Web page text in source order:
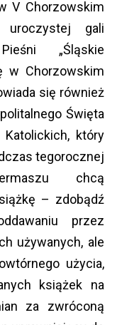
V Chorzowskim
gali
„Śląskie
w Chorzowskim
się również
Święta
który
tegorocznej
chcą
– zdobądź
przez
używanych, ale
użycia,
książek na
za zwróconą